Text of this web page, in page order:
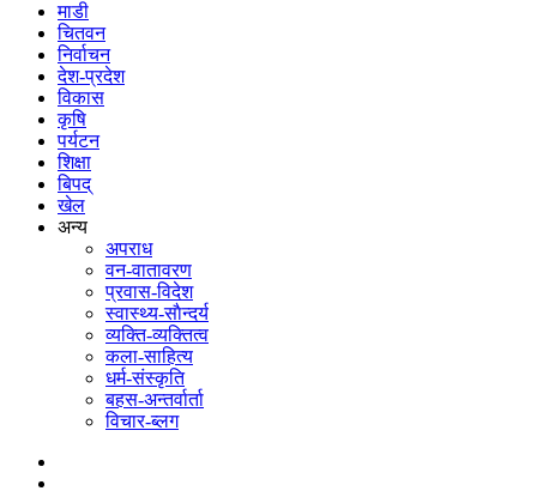
माडी
चितवन
निर्वाचन
देश-प्रदेश
विकास
कृषि
पर्यटन
शिक्षा
बिपद्
खेल
अन्य
अपराध
वन-वातावरण
प्रवास-विदेश
स्वास्थ्य-साैन्दर्य
व्यक्ति-व्यक्तित्व
कला-साहित्य
धर्म-संस्कृति
बहस-अन्तर्वार्ता
विचार-ब्लग